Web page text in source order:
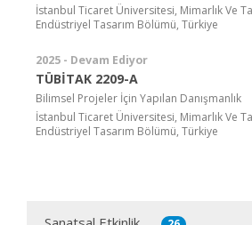
İstanbul Ticaret Üniversitesi, Mimarlık Ve
Endüstriyel Tasarım Bölümü, Türkiye
2025 - Devam Ediyor
TÜBİTAK 2209-A
Bilimsel Projeler İçin Yapılan Danışmanlık
İstanbul Ticaret Üniversitesi, Mimarlık Ve
Endüstriyel Tasarım Bölümü, Türkiye